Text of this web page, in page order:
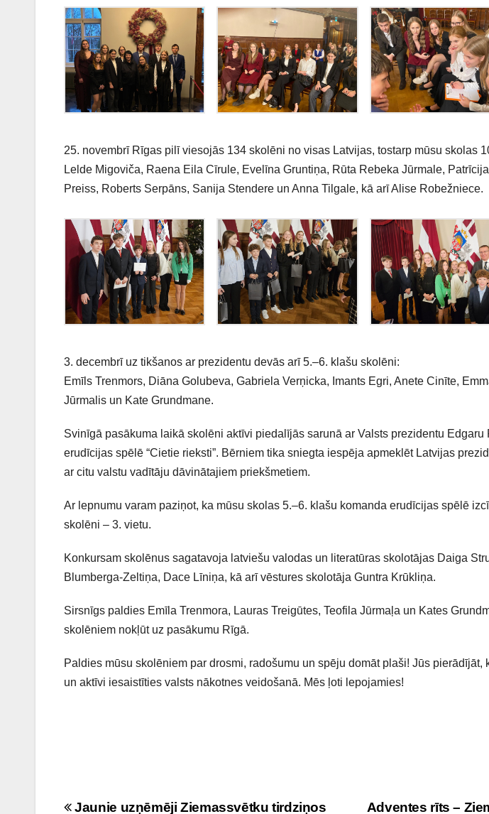
25. novembrī Rīgas pilī viesojās 134 skolēni no visas Latvijas, tostarp mūsu skolas
Lelde Migoviča, Raena Eila Cīrule, Evelīna Gruntiņa, Rūta Rebeka Jūrmale,
Preiss, Roberts Serpāns, Sanija Stendere un Anna Tilgale, kā arī Alise Robežniece.
3. decembrī uz tikšanos ar prezidentu devās arī 5.–6. klašu skolēni:
Emīls Trenmors, Diāna Golubeva, Gabriela Verņicka, Imants Egri, Anete Cinīte,
Jūrmalis un Kate Grundmane.
Svinīgā pasākuma laikā skolēni aktīvi piedalījās sarunā ar Valsts prezidentu
erudīcijas spēlē “Cietie rieksti”. Bērniem tika sniegta iespēja apmeklēt Latvijas
ar citu valstu vadītāju dāvinātajiem priekšmetiem.
Ar lepnumu varam paziņot, ka mūsu skolas 5.–6. klašu komanda erudīcijas spēlē
skolēni – 3. vietu.
Konkursam skolēnus sagatavoja latviešu valodas un literatūras skolotājas Daiga
Blumberga-Zeltiņa, Dace Līniņa, kā arī vēstures skolotāja Guntra Krūkliņa.
Sirsnīgs paldies Emīla Trenmora, Lauras Treigūtes, Teofila Jūrmaļa un Kates
skolēniem nokļūt uz pasākumu Rīgā.
Paldies mūsu skolēniem par drosmi, radošumu un spēju domāt plaši! Jūs
un aktīvi iesaistīties valsts nākotnes veidošanā. Mēs ļoti lepojamies!
Adventes rīts –
Jaunie uzņēmēji Ziemassvētku tirdziņos